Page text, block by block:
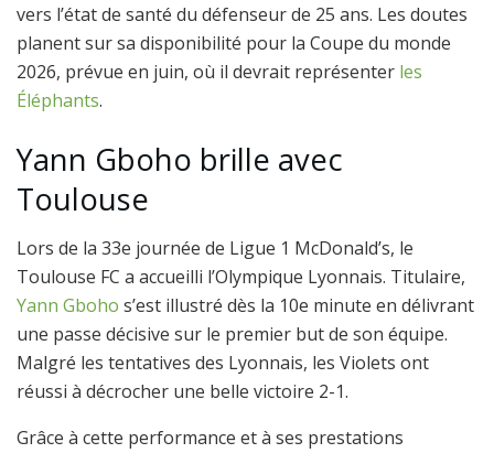
vers l’état de santé du défenseur de 25 ans. Les doutes
planent sur sa disponibilité pour la Coupe du monde
2026, prévue en juin, où il devrait représenter les
Éléphants.
Yann Gboho brille avec
Toulouse
Lors de la 33e journée de Ligue 1 McDonald’s, le
Toulouse FC a accueilli l’Olympique Lyonnais. Titulaire,
Yann Gboho s’est illustré dès la 10e minute en délivrant
une passe décisive sur le premier but de son équipe.
Malgré les tentatives des Lyonnais, les Violets ont
réussi à décrocher une belle victoire 2-1.
Grâce à cette performance et à ses prestations